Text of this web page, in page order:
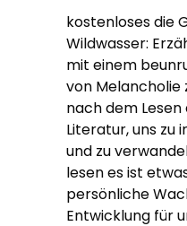
kostenloses die
Wildwasser:
mit einem
von Melancholie
nach dem
Literatur, uns zu
und zu
lesen es ist
persönliche
Entwicklung für